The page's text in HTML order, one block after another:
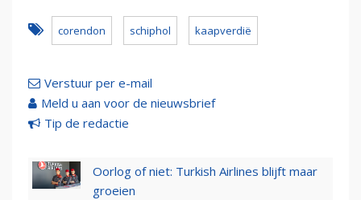
corendon schiphol kaapverdië
Verstuur per e-mail
Meld u aan voor de nieuwsbrief
Tip de redactie
Oorlog of niet: Turkish Airlines blijft maar
groeien